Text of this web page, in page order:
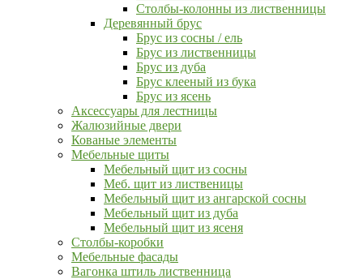
Столбы-колонны из лиственницы
Деревянный брус
Брус из сосны / ель
Брус из лиственницы
Брус из дуба
Брус клееный из бука
Брус из ясень
Аксессуары для лестницы
Жалюзийные двери
Кованые элементы
Мебельные щиты
Мебельный щит из сосны
Меб. щит из лиственицы
Мебельный щит из ангарской сосны
Мебельный щит из дуба
Мебельный щит из ясеня
Столбы-коробки
Мебельные фасады
Вагонка штиль лиственница